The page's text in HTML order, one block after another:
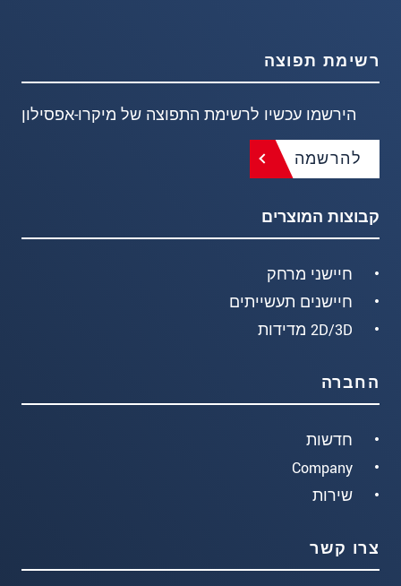
רשימת תפוצה
הירשמו עכשיו לרשימת התפוצה של מיקרו-אפסילון
להרשמה
קבוצות המוצרים
חיישני מרחק
חיישנים תעשייתים
2D/3D מדידות
החברה
חדשות
Company
שירות
צרו קשר